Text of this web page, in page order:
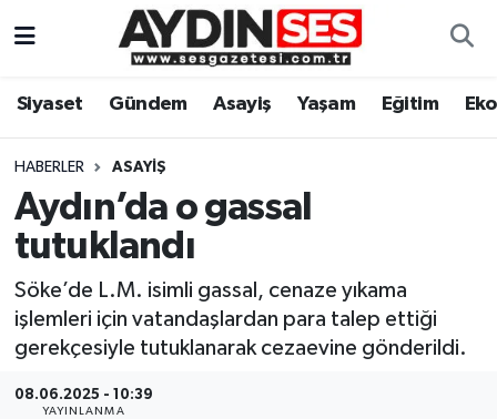
Siyaset Gündem Asayiş Yaşam Eğitim
HABERLER ASAYIŞ
Aydın’da o gassal
tutuklandı
Söke’de L.M. isimli gassal, cenaze yıkama
işlemleri için vatandaşlardan para talep ettiği
gerekçesiyle tutuklanarak cezaevine gönderildi.
08.06.2025 - 10:39
YAYINLANMA
Gündem
Siyaset
Ekonomi
Yaşam
Aydın Hava Durumu
Aydin Namaz Vakitleri
Aydın Trafik Yoğunluk Haritası
Süper Lig Puan Durumu ve Fikstür